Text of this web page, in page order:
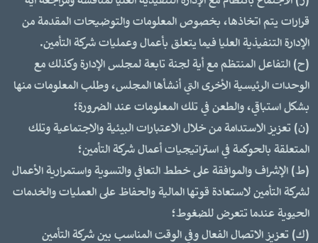
قرارات يتم اتخاذها، بخصوص المعلومات والتوضيحات المقدمة من
الإدارة التنفيذية العليا فيما يتعلق بأعمال وعمليات شركة التأمين.
(ح) التفاعل المنتظم مع أية لجنة تابعة لمجلس الإدارة وكذلك مع
الوحدات الرئيسية الأخرى التي أنشأها المجلس، وطلب المعلومات منها
بشكل استباقي، والطعن في تلك المعلومات عند الضرورة؛
(ن) تعزيز الاستدامة من خلال الاعتبارات البيئية والاجتماعية وتلك
المتعلقة بالحوكمة في استراتيجيات أعمال شركة التأمين؛
(ط) الإشراف والموافقة على خطط التعافي والتسوية واستمرارية الأعمال
لشركة التأمين لاستعادة قوتها المالية والحفاظ على العمليات والخدمات
الحيوية عندما تتعرض للضغوط؛
(ك) تعزيز الاتصال الفعال وفي الوقت المناسب بين شركة التأمين